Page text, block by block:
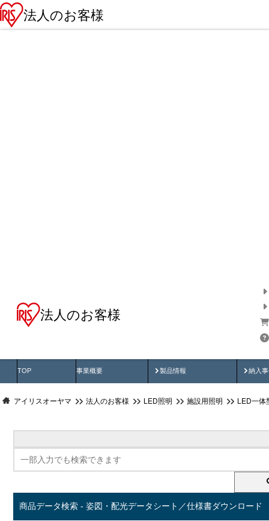
法人のお客様
法人のお客様
TOP 事業概要 製品情報
製品動画 納入
納
アイリスオーヤマ 法人のお客様 LED照明 施設用照明 LED一体
商品データ検索 - 姿図・配光データシート／仕様書ダウンロード